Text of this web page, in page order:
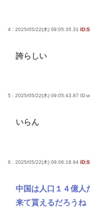
4 : 2025/05/22(木) 09:05:35.31
誇らしい
5 : 2025/05/22(木) 09:05:43.87
いらん
6 : 2025/05/22(木) 09:06:18.94
中国は人口１４億人
来て貰えるだろうね